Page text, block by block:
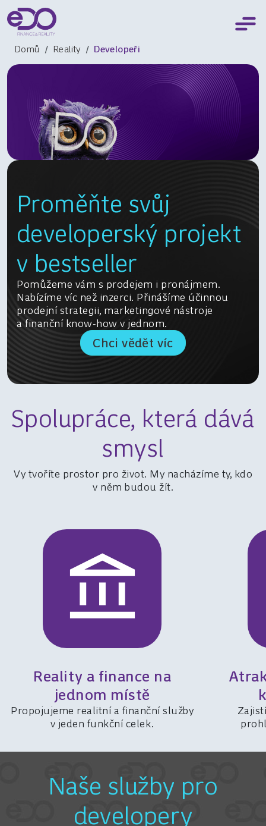
Domů Reality Developeři
Proměňte svůj
developerský projekt
v bestseller
Pomůžeme vám s prodejem i pronájmem.
Nabízíme víc než inzerci. Přinášíme účinnou
prodejní strategii, marketingové nástroje
a finanční know-how v jednom.
Chci vědět víc
Spolupráce, která dává
smysl
Vy tvoříte prostor pro život. My nacházíme ty, kdo
v něm budou žít.
Reality a finance na
jednom místě
Propojujeme realitní a finanční služby
v jeden funkční celek.
Naše služby pro
developery